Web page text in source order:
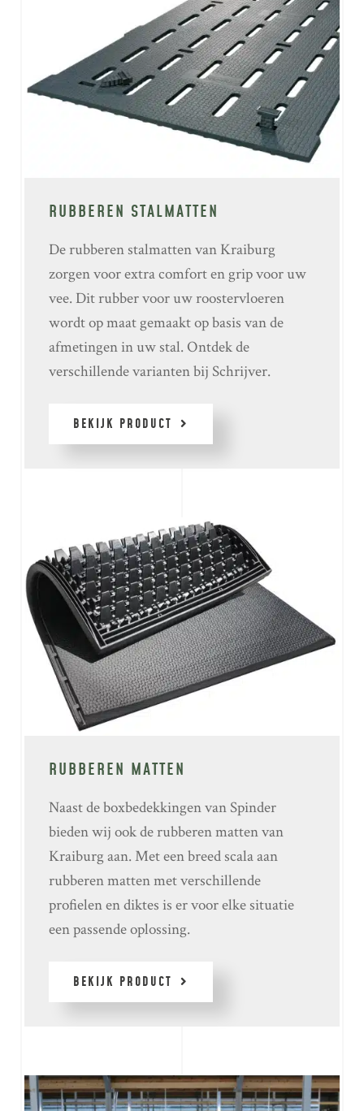
RUBBEREN STALMATTEN
De rubberen stalmatten van Kraiburg
zorgen voor extra comfort en grip voor uw
vee. Dit rubber voor uw roostervloeren
wordt op maat gemaakt op basis van de
afmetingen in uw stal. Ontdek de
verschillende varianten bij Schrijver.
BEKIJK PRODUCT
RUBBEREN MATTEN
Naast de boxbedekkingen van Spinder
bieden wij ook de rubberen matten van
Kraiburg aan. Met een breed scala aan
rubberen matten met verschillende
profielen en diktes is er voor elke situatie
een passende oplossing.
BEKIJK PRODUCT